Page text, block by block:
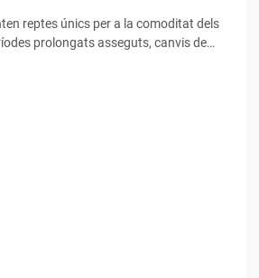
reptes únics per a la comoditat dels
prolongats asseguts, canvis de